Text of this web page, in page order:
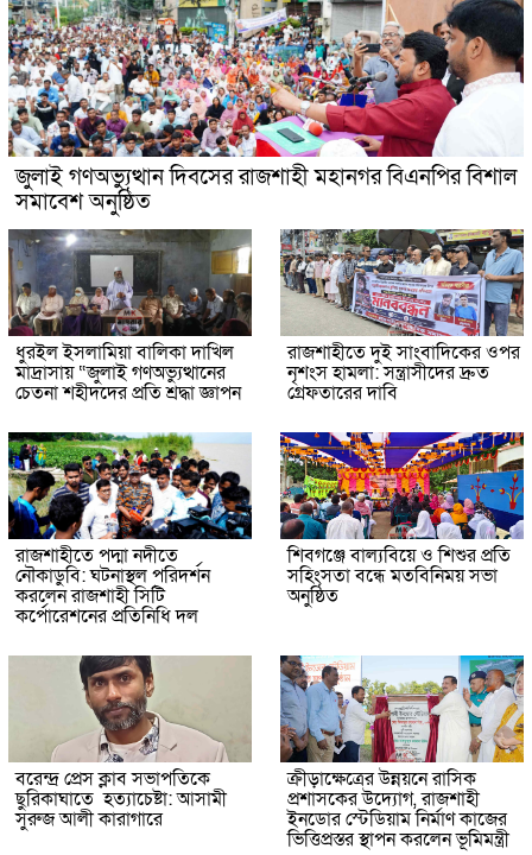
জুলাই গণঅভ্যুত্থান দিবসের রাজশাহী মহানগর বিএনপির বিশাল
সমাবেশ অনুষ্ঠিত
ধুরইল ইসলামিয়া বালিকা দাখিল
মাদ্রাসায় “জুলাই গণঅভ্যুত্থানের
চেতনা শহীদদের প্রতি শ্রদ্ধা জ্ঞাপন
রাজশাহীতে দুই সাংবাদিকের ওপর
নৃশংস হামলা: সন্ত্রাসীদের দ্রুত
গ্রেফতারের দাবি
রাজশাহীতে পদ্মা নদীতে
নৌকাডুবি: ঘটনাস্থল পরিদর্শন
করলেন রাজশাহী সিটি
কর্পোরেশনের প্রতিনিধি দল
শিবগঞ্জে বাল্যবিয়ে ও শিশুর প্রতি
সহিংসতা বন্ধে মতবিনিময় সভা
অনুষ্ঠিত
বরেন্দ্র প্রেস ক্লাব সভাপতিকে
ছুরিকাঘাতে হত্যাচেষ্টা: আসামী
সুরুজ আলী কারাগারে
ক্রীড়াক্ষেত্রের উন্নয়নে রাসিক
প্রশাসকের উদ্যোগ, রাজশাহী
ইনডোর স্টেডিয়াম নির্মাণ কাজের
ভিত্তিপ্রস্তর স্থাপন করলেন ভূমিমন্ত্রী